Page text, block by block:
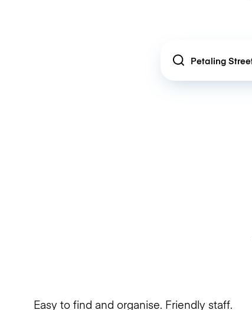
Location
Easy to find and organise. Friendly staff.